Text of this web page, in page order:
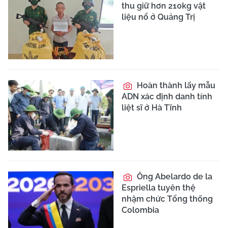
thu giữ hơn 210kg vật
liệu nổ ở Quảng Trị
Hoàn thành lấy mẫu
ADN xác định danh tính
liệt sĩ ở Hà Tĩnh
Ông Abelardo de la
Espriella tuyên thệ
nhậm chức Tổng thống
Colombia